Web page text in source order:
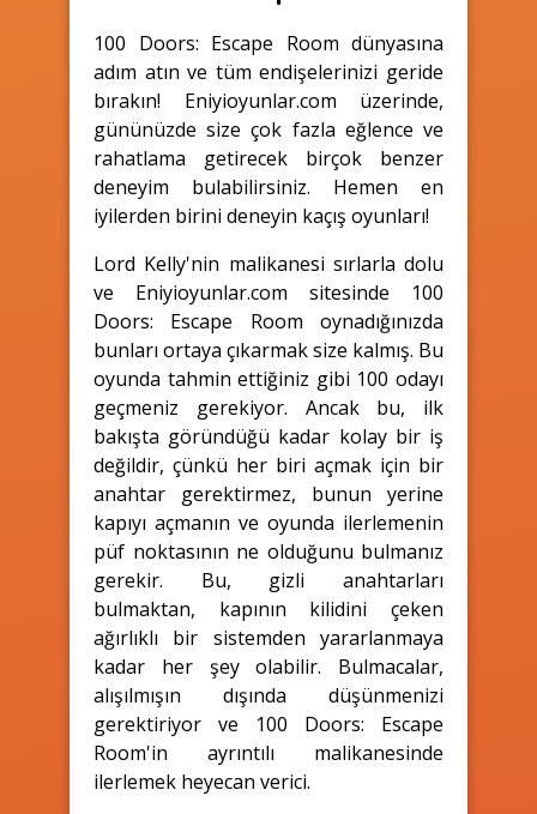
100 Doors: Escape Room dünyasına
adım atın ve tüm endişelerinizi geride
bırakın! Eniyioyunlar.com üzerinde,
gününüzde size çok fazla eğlence ve
rahatlama getirecek birçok benzer
deneyim bulabilirsiniz. Hemen en
iyilerden birini deneyin kaçış oyunları!
Lord Kelly'nin malikanesi sırlarla dolu
ve Eniyioyunlar.com sitesinde 100
Doors: Escape Room oynadığınızda
bunları ortaya çıkarmak size kalmış. Bu
oyunda tahmin ettiğiniz gibi 100 odayı
geçmeniz gerekiyor. Ancak bu, ilk
bakışta göründüğü kadar kolay bir iş
değildir, çünkü her biri açmak için bir
anahtar gerektirmez, bunun yerine
kapıyı açmanın ve oyunda ilerlemenin
püf noktasının ne olduğunu bulmanız
gerekir. Bu, gizli anahtarları
bulmaktan, kapının kilidini çeken
ağırlıklı bir sistemden yararlanmaya
kadar her şey olabilir. Bulmacalar,
alışılmışın dışında düşünmenizi
gerektiriyor ve 100 Doors: Escape
Room'in ayrıntılı malikanesinde
ilerlemek heyecan verici.